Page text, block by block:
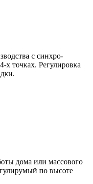
с синхро-
х точках. Регулировка
дома или массового
по высоте